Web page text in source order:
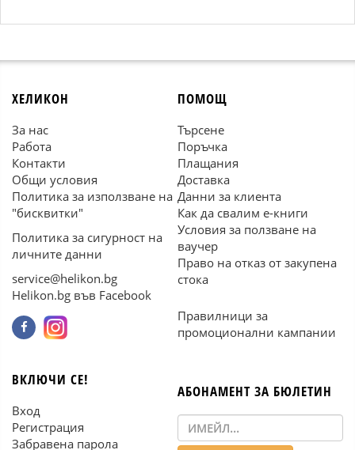
ХЕЛИКОН
За нас
Работа
Контакти
Общи условия
Политика за използване на
"бисквитки"
Политика за сигурност на
личните данни
service@helikon.bg
Helikon.bg във Facebook
ПОМОЩ
Търсене
Поръчка
Плащания
Доставка
Данни за клиента
Как да свалим е-книги
Условия за ползване на
ваучер
Право на отказ от закупена
стока
Правилници за
промоционални кампании
ВКЛЮЧИ СЕ!
Вход
Регистрация
Забравена парола
АБОНАМЕНТ ЗА БЮЛЕТИН